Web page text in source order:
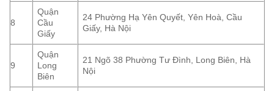
8
Quận
Cầu
Giấy
24 Phường Hạ Yên Quyết, Yên Hoà, Cầu
Giấy, Hà Nội
9
Quận
Long
Biên
21 Ngõ 38 Phường Tư Đình, Long Biên, Hà
Nội